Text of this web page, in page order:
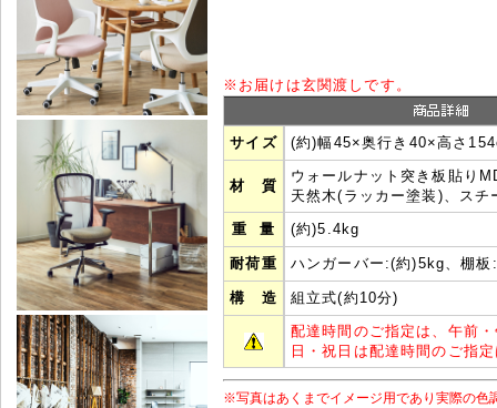
※ お届けは玄関渡しです。
サイズ (約)幅45×奥行き40×高さ
材 質
ウォールナット突き板貼り
天然木(ラッカー塗装)、スチ
重 量
(約)5.4kg
耐荷重 ハンガーバー:(約)5kg、棚
構 造
組立式(約10分)
配達時間のご指定は、午前
日・祝日は配達時間のご指
※写真はあくまでイメージ用であり実際の色